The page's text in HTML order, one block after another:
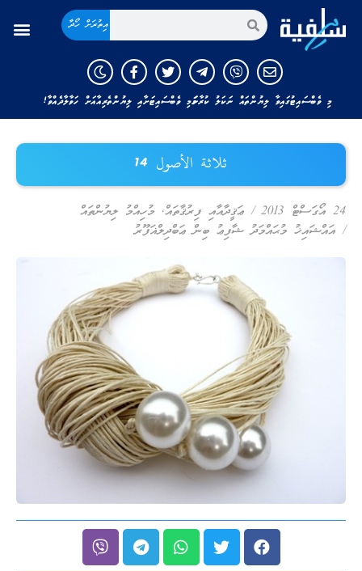
އިތުރަށް ހޯދާ
މި ވެބްސައިޓުގައިވާ ލިޔުންތައް ނަކަލު ކުރާނަމަ މި ވެބްސައިޓަށާއި ލިޔުންތެރިއާއަށް ހަވާލާދެއްވާ!
ثلاثة الأصول 14
24 އޯގަސްޓް 2013 / ޢަޤީދާއާއި ފިރުޤާތައް, މުހިއްމު ލިޔުންތައް
/ އައްޝައިޚު މުޙައްމަދު ޝާފިޢު ބިން ޢަބްދިލްޣަފޫރު